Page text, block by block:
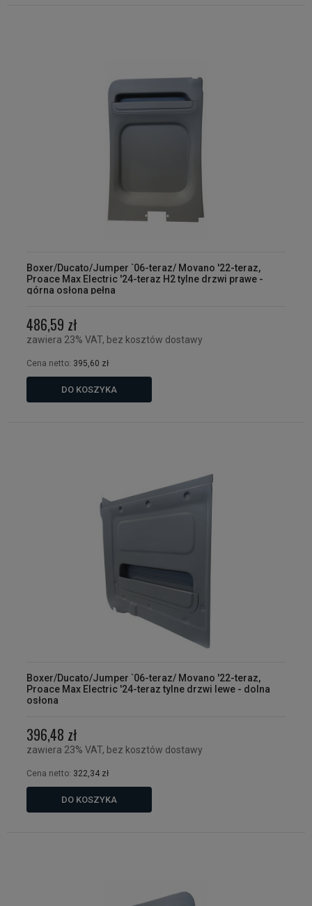
Boxer/Ducato/Jumper `06-teraz/ Movano '22-teraz,
Proace Max Electric '24-teraz H2 tylne drzwi prawe -
górna osłona pełna
486,59 zł
zawiera 23% VAT, bez kosztów dostawy
Cena netto: 395,60 zł
DO KOSZYKA
Boxer/Ducato/Jumper `06-teraz/ Movano '22-teraz,
Proace Max Electric '24-teraz tylne drzwi lewe - dolna
osłona
396,48 zł
zawiera 23% VAT, bez kosztów dostawy
Cena netto: 322,34 zł
DO KOSZYKA